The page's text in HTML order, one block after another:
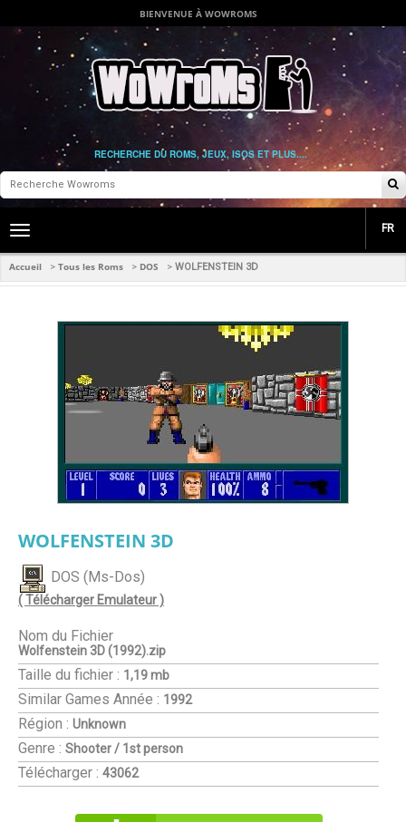
BIENVENUE À WOWROMS
RECHERCHE DU ROMS, JEUX, ISOS ET PLUS....
Toggle
navigation
FR
Accueil > Tous les Roms > DOS > WOLFENSTEIN 3D
WOLFENSTEIN 3D
DOS (Ms-Dos)
( Télécharger Emulateur )
Nom du Fichier
Wolfenstein 3D (1992).zip
Taille du fichier : 1,19 mb
Similar Games Année : 1992
Région : Unknown
Genre : Shooter / 1st person
Télécharger : 43062